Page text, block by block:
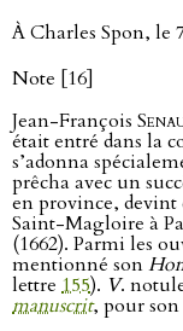
À Charles Spon, le
Note [16]
Jean-François
était entré dans la
s’adonna
prêcha avec un
en province, devint
Saint-Magloire à
(1662). Parmi les
mentionné son
lettre 155). V.
manuscrit, pour